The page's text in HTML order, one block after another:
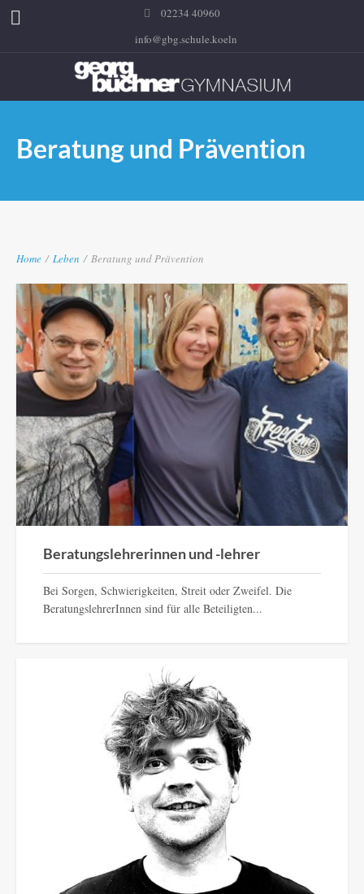
02234 40960
info@gbg.schule.koeln
Beratung und Prävention
Home / Leben / Beratung und Prävention
Beratungslehrerinnen und -lehrer
EXPAND DETAILS
Beratungslehrerinnen und -lehrer
Bei Sorgen, Schwierigkeiten, Streit oder Zweifel. Die
BeratungslehrerInnen sind für alle Beteiligten...
Schulsozialarbeit
EXPAND DETAILS